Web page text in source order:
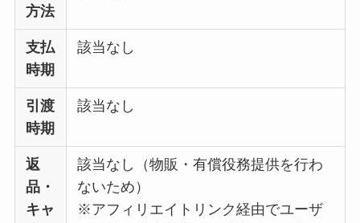
方法
支払
時期
該当なし
引渡
時期
該当なし
返
品・
キャ
該当なし（物販・有償役務提供を行わ
ないため）
※アフィリエイトリンク経由でユーザ